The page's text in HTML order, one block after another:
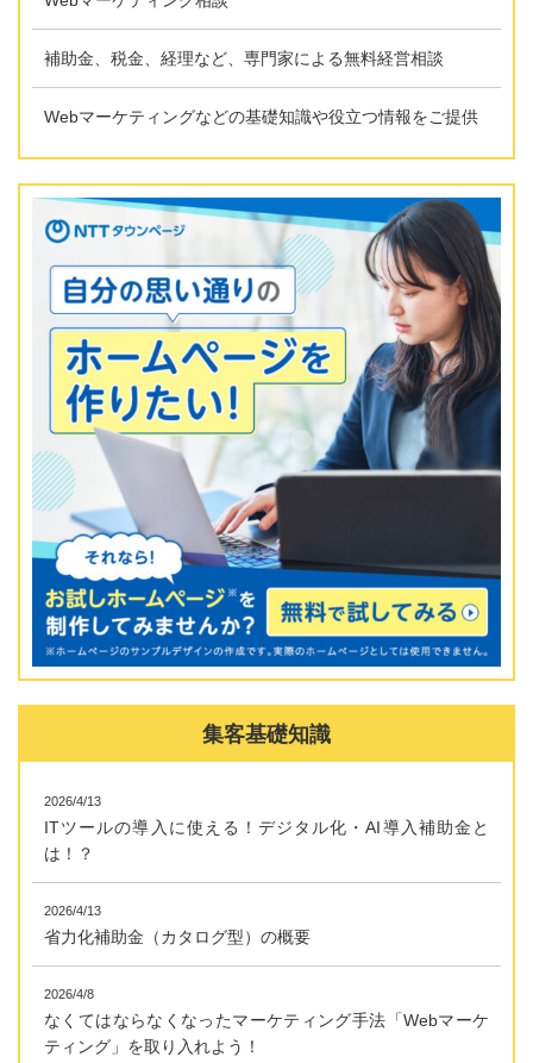
補助金、税金、経理など、専門家による無料経営相談
Webマーケティングなどの基礎知識や役立つ情報をご提供
集客基礎知識
2026/4/13
ITツールの導入に使える！デジタル化・AI導入補助金と
は！？
2026/4/13
省力化補助金（カタログ型）の概要
2026/4/8
なくてはならなくなったマーケティング手法「Webマーケ
ティング」を取り入れよう！